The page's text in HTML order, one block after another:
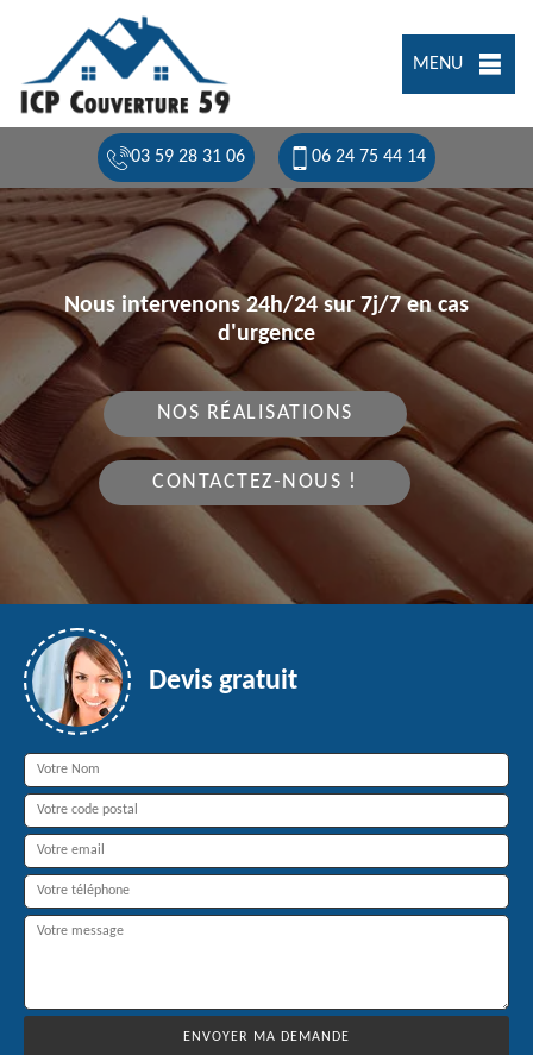
MENU
03 59 28 31 06 06 24 75 44 14
Nous intervenons 24h/24 sur 7j/7 en cas
d'urgence
NOS RÉALISATIONS
CONTACTEZ-NOUS !
Devis gratuit